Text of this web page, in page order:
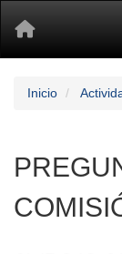
Inicio